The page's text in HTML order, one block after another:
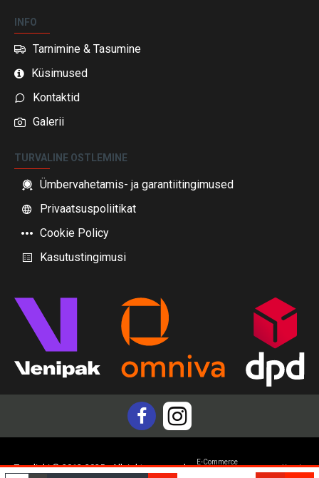
INFO
Tarnimine & Tasumine
Küsimused
Kontaktid
Galerii
TURVALINE OSTLEMINE
Ümbervahetamis- ja garantiitingimused
Privaatsuspoliitikat
Cookie Policy
Kasutustingimusi
Topdiski © 2012-2025 - All rights reservedE-Commerce
Yam.lv